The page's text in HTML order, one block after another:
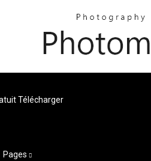
Télécharger
Pages